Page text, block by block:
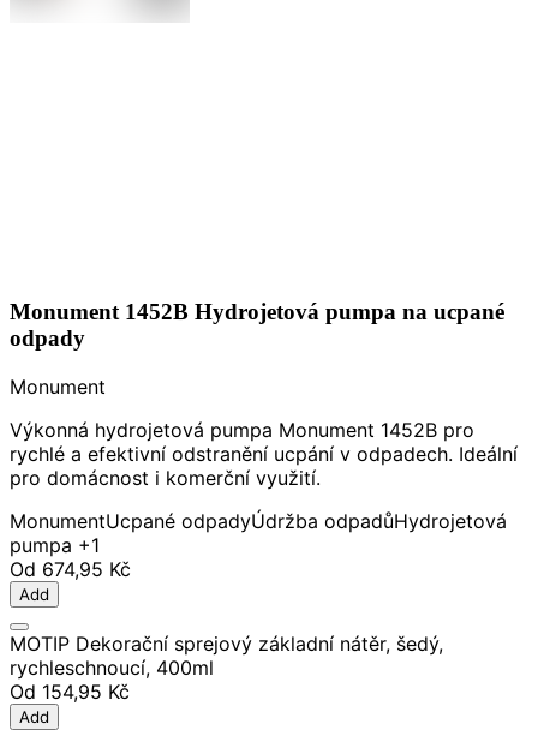
Monument 1452B Hydrojetová pumpa na ucpané
odpady
Monument
Výkonná hydrojetová pumpa Monument 1452B pro
rychlé a efektivní odstranění ucpání v odpadech. Ideální
pro domácnost i komerční využití.
MonumentUcpané odpadyÚdržba odpadůHydrojetová
pumpa +1
Od 674,95 Kč
Add
MOTIP Dekorační sprejový základní nátěr, šedý,
rychleschnoucí, 400ml
Od 154,95 Kč
Add